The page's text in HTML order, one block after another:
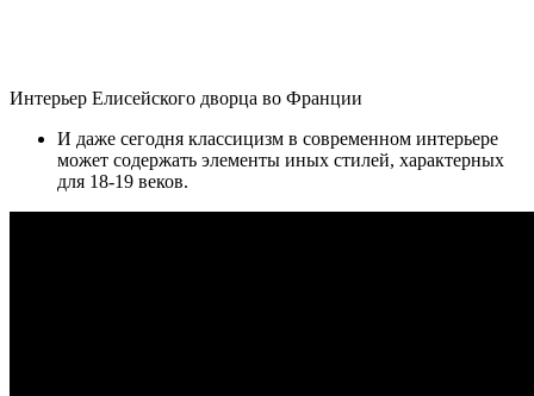
Интерьер Елисейского дворца во Франции
И даже сегодня классицизм в современном интерьере
может содержать элементы иных стилей, характерных
для 18-19 веков.